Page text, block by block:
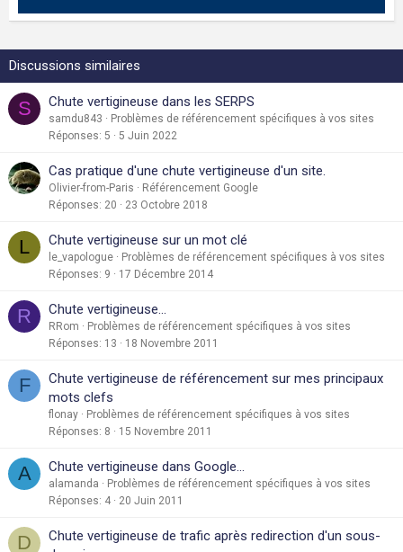
Discussions similaires
S Chute vertigineuse dans les SERPS
samdu843
Problèmes de référencement spécifiques à vos sites
Réponses 5 5 Juin 2022
Cas pratique d'une chute vertigineuse d'un site.
Olivier-from-Paris
Référencement Google
Réponses 20 23 Octobre 2018
L Chute vertigineuse sur un mot clé
le_vapologue
Problèmes de référencement spécifiques à vos sites
Réponses 9 17 Décembre 2014
R Chute vertigineuse...
RRom
Problèmes de référencement spécifiques à vos sites
Réponses 13 18 Novembre 2011
F
Chute vertigineuse de référencement sur mes principaux
mots clefs
flonay
Problèmes de référencement spécifiques à vos sites
Réponses 8 15 Novembre 2011
A Chute vertigineuse dans Google...
alamanda
Problèmes de référencement spécifiques à vos sites
Réponses 4 20 Juin 2011
D
Chute vertigineuse de trafic après redirection d'un sous-